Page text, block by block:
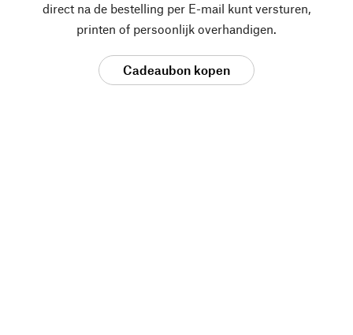
direct na de bestelling per E-mail kunt versturen,
printen of persoonlijk overhandigen.
Cadeaubon kopen